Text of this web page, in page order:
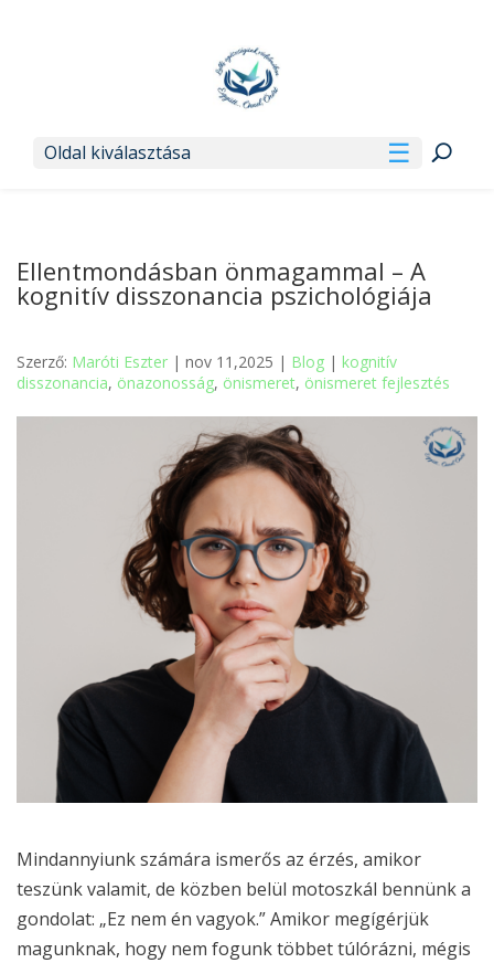
Oldal kiválasztása
Ellentmondásban önmagammal – A
kognitív disszonancia pszichológiája
Szerző: Maróti Eszter | nov 11,2025 | Blog | kognitív
disszonancia, önazonosság, önismeret, önismeret fejlesztés
Mindannyiunk számára ismerős az érzés, amikor
teszünk valamit, de közben belül motoszkál bennünk a
gondolat: „Ez nem én vagyok.” Amikor megígérjük
magunknak, hogy nem fogunk többet túlórázni, mégis